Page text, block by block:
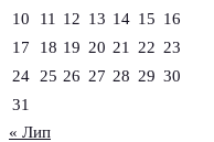
10
11 12 13 14 15 16
17
18 19 20 21 22 23
24
25 26 27 28 29 30
31
« Лип